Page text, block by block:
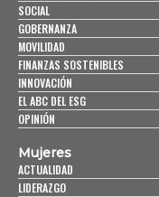
SOCIAL
GOBERNANZA
MOVILIDAD
FINANZAS SOSTENIBLES
INNOVACIÓN
EL ABC DEL ESG
OPINIÓN
Mujeres
ACTUALIDAD
LIDERAZGO